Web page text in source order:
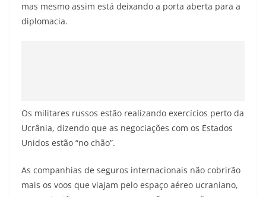
mas mesmo assim está deixando a porta aberta para a
diplomacia.
Os militares russos estão realizando exercícios perto da
Ucrânia, dizendo que as negociações com os Estados
Unidos estão “no chão”.
As companhias de seguros internacionais não cobrirão
mais os voos que viajam pelo espaço aéreo ucraniano,